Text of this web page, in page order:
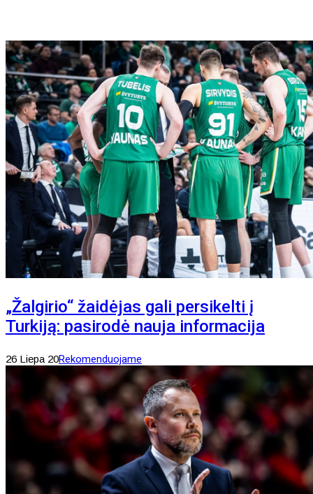
„Žalgirio“ žaidėjas gali persikelti į
Turkiją: pasirodė nauja informacija
26 Liepa 20Rekomenduojame